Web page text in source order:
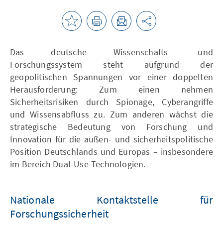
Das deutsche Wissenschafts- und
Forschungssystem steht aufgrund der
geopolitischen Spannungen vor einer doppelten
Herausforderung: Zum einen nehmen
Sicherheitsrisiken durch Spionage, Cyberangriffe
und Wissensabfluss zu. Zum anderen wächst die
strategische Bedeutung von Forschung und
Innovation für die außen- und sicherheitspolitische
Position Deutschlands und Europas – insbesondere
im Bereich Dual-Use-Technologien.
Nationale Kontaktstelle für
Forschungssicherheit